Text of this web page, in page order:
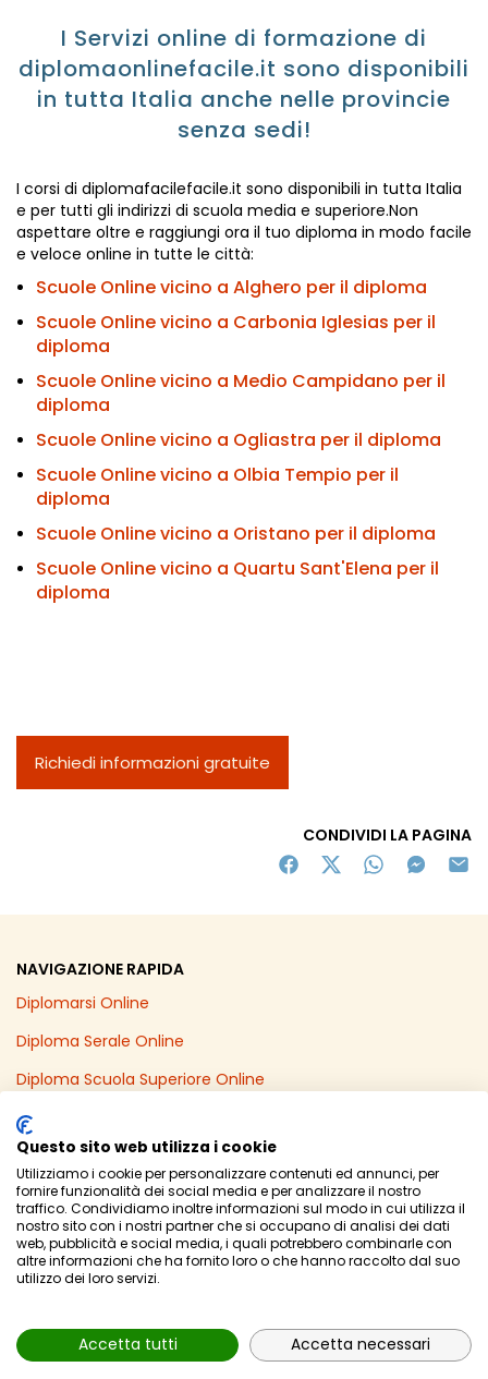
I Servizi online di formazione di
diplomaonlinefacile.it sono disponibili
in tutta Italia anche nelle provincie
senza sedi!
I corsi di diplomafacilefacile.it sono disponibili in tutta Italia
e per tutti gli indirizzi di scuola media e superiore.Non
aspettare oltre e raggiungi ora il tuo diploma in modo facile
e veloce online in tutte le città:
Scuole Online vicino a Alghero per il diploma
Scuole Online vicino a Carbonia Iglesias per il
diploma
Scuole Online vicino a Medio Campidano per il
diploma
Scuole Online vicino a Ogliastra per il diploma
Scuole Online vicino a Olbia Tempio per il
diploma
Scuole Online vicino a Oristano per il diploma
Scuole Online vicino a Quartu Sant'Elena per il
diploma
Richiedi informazioni gratuite
CONDIVIDI LA PAGINA
NAVIGAZIONE RAPIDA
Diplomarsi Online
Diploma Serale Online
Diploma Scuola Superiore Online
Recupero Anni Scolastici Online
Diploma Online in un Anno
Licenza Media Online
© Powered byArea MediaWeb
Mappa Sito
Questo sito web utilizza i cookie
Utilizziamo i cookie per personalizzare contenuti ed annunci, per
fornire funzionalità dei social media e per analizzare il nostro
traffico. Condividiamo inoltre informazioni sul modo in cui utilizza il
nostro sito con i nostri partner che si occupano di analisi dei dati
web, pubblicità e social media, i quali potrebbero combinarle con
altre informazioni che ha fornito loro o che hanno raccolto dal suo
utilizzo dei loro servizi.
Accetta tutti Accetta necessari